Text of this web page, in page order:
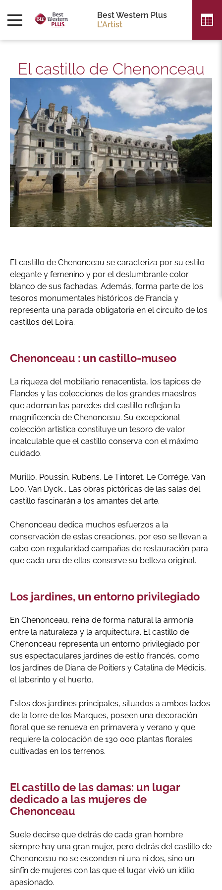
Best Western Plus
L'Artist
El castillo de Chenonceau
El castillo de Chenonceau se caracteriza por su estilo
elegante y femenino y por el deslumbrante color
blanco de sus fachadas. Además, forma parte de los
tesoros monumentales históricos de Francia y
representa una parada obligatoria en el circuito de los
castillos del Loira.
Chenonceau : un castillo-museo
La riqueza del mobiliario renacentista, los tapices de
Flandes y las colecciones de los grandes maestros
que adornan las paredes del castillo reflejan la
magnificencia de Chenonceau. Su excepcional
colección artística constituye un tesoro de valor
incalculable que el castillo conserva con el máximo
cuidado.
Murillo, Poussin, Rubens, Le Tintoret, Le Corrège, Van
Loo, Van Dyck... Las obras pictóricas de las salas del
castillo fascinarán a los amantes del arte.
Chenonceau dedica muchos esfuerzos a la
conservación de estas creaciones, por eso se llevan a
cabo con regularidad campañas de restauración para
que cada una de ellas conserve su belleza original.
Los jardines, un entorno privilegiado
En Chenonceau, reina de forma natural la armonía
entre la naturaleza y la arquitectura. El castillo de
Chenonceau representa un entorno privilegiado por
sus espectaculares jardines de estilo francés, como
los jardines de Diana de Poitiers y Catalina de Médicis,
el laberinto y el huerto.
Estos dos jardines principales, situados a ambos lados
de la torre de los Marques, poseen una decoración
floral que se renueva en primavera y verano y que
requiere la colocación de 130 000 plantas florales
cultivadas en los terrenos.
El castillo de las damas: un lugar
dedicado a las mujeres de
Chenonceau
Suele decirse que detrás de cada gran hombre
siempre hay una gran mujer, pero detrás del castillo de
Chenonceau no se esconden ni una ni dos, sino un
sinfín de mujeres con las que el lugar vivió un idilio
apasionado.